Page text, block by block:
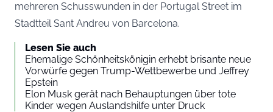
mehreren Schusswunden in der Portugal Street im
Stadtteil Sant Andreu von Barcelona.
Lesen Sie auch
Ehemalige Schönheitskönigin erhebt brisante neue
Vorwürfe gegen Trump-Wettbewerbe und Jeffrey
Epstein
Elon Musk gerät nach Behauptungen über tote
Kinder wegen Auslandshilfe unter Druck